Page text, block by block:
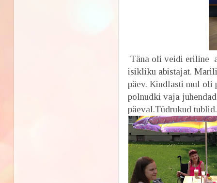
Täna oli veidi eriline
isikliku abistajat.
päev. Kindlasti mul oli
polnudki vaja
päeval.Tüdrukud tublid.